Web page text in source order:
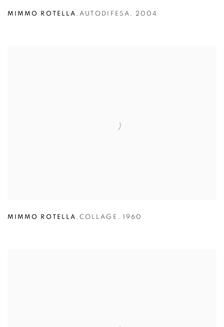
MIMMO ROTELLA , AUTODIFESA , 2004
MIMMO ROTELLA ,COLLAGE , 1960